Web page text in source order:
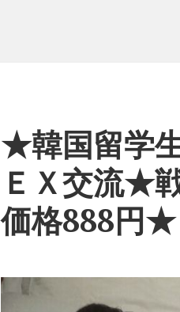
★韓国留学
ＥＸ交流★
価格888円★